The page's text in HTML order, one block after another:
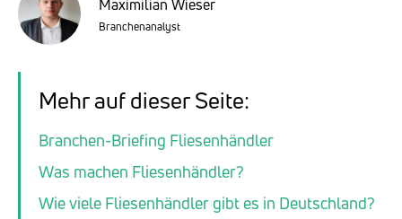
Maximilian Wieser
Branchenanalyst
Mehr auf dieser Seite:
Branchen-Briefing Fliesenhändler
Was machen Fliesenhändler?
Wie viele Fliesenhändler gibt es in Deutschland?